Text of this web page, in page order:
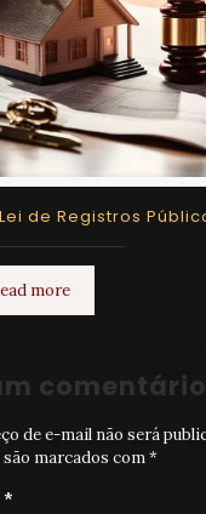
de Registros
more
comentário
de e-mail não será
marcados com*
*